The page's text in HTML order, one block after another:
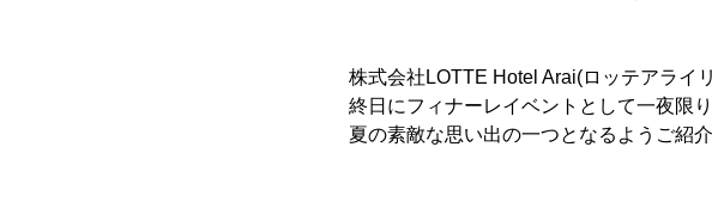
株式会社LOTTE Hotel Arai(ロッテアライ
終日にフィナーレイベントとして一夜限
夏の素敵な思い出の一つとなるようご紹